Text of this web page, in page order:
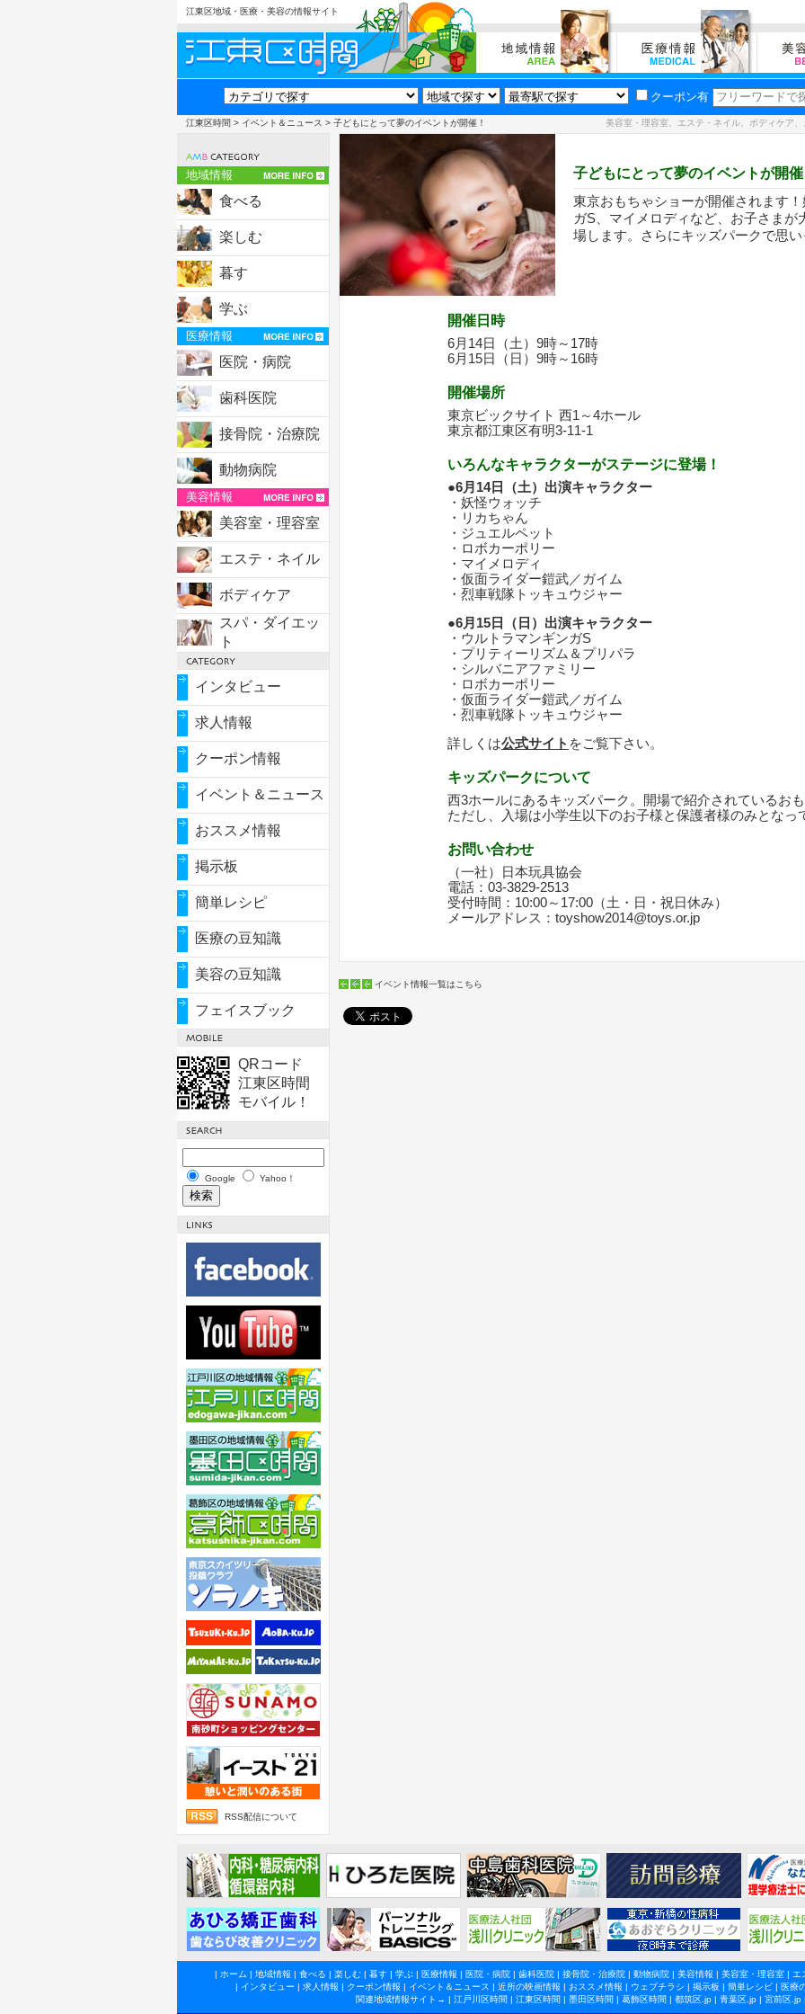
江東区地域・医療・美容の情報サイト
クーポン有
江東区時間 > イベント＆ニュース > 子どもにとって夢のイベントが開催！ 美容室・理容室、エステ・ネイル、ボディケア
地域情報
食べる
楽しむ
暮す
学ぶ
医療情報
医院・病院
歯科医院
接骨院・治療院
動物病院
美容情報
美容室・理容室
エステ・ネイル
ボディケア
スパ・ダイエッ
ト
インタビュー
求人情報
クーポン情報
イベント＆ニュース
おススメ情報
掲示板
簡単レシピ
医療の豆知識
美容の豆知識
フェイスブック
QRコード
江東区時間
モバイル！
Google Yahoo！
RSS配信について
子どもにとって夢のイベントが開催
東京おもちゃショーが開催されます
ガS、マイメロディなど、お子さま
場します。さらにキッズパークで思
開催日時
6月14日（土）9時～17時
6月15日（日）9時～16時
開催場所
東京ビックサイト 西1～4ホール
東京都江東区有明3-11-1
いろんなキャラクターがステージに登場！
●6月14日（土）出演キャラクター
・妖怪ウォッチ
・リカちゃん
・ジュエルペット
・ロボカーポリー
・マイメロディ
・仮面ライダー鎧武／ガイム
・烈車戦隊トッキュウジャー
●6月15日（日）出演キャラクター
・ウルトラマンギンガS
・プリティーリズム＆プリパラ
・シルバニアファミリー
・ロボカーポリー
・仮面ライダー鎧武／ガイム
・烈車戦隊トッキュウジャー
詳しくは公式サイト をご覧下さい。
キッズパークについて
西3ホールにあるキッズパーク。開場で紹介されているお
ただし、入場は小学生以下のお子様と保護者様のみとなっ
お問い合わせ
（一社）日本玩具協会
電話：03-3829-2513
受付時間：10:00～17:00（土・日・祝日休み）
メールアドレス：toyshow2014@toys.or.jp
イベント情報一覧はこちら
| ホーム | 地域情報 | 食べる | 楽しむ| 暮す| 学ぶ| 医療情報 | 医院・病院| 歯科医院| 接骨院・治療院| 動物病院| 美容情報 | 美容室・理容室| エ
| インタビュー | 求人情報 | クーポン情報 | イベント＆ニュース | 近所の映画情報 | おススメ情報 | ウェブチラシ | 掲示板 | 簡単レシピ| 医療
関連地域情報サイト→ | 江戸川区時間 | 江東区時間 | 墨田区時間 | 葛飾区時間 | 都筑区.jp | 青葉区.jp | 宮前区.jp |